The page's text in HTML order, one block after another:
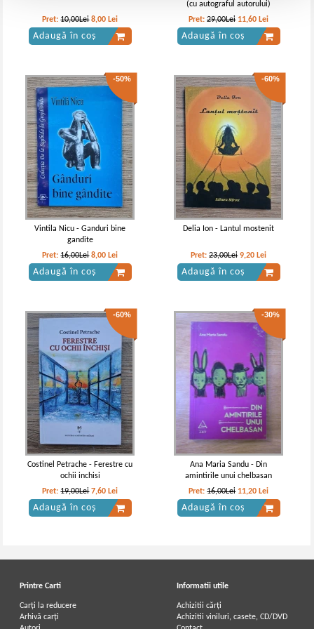
Pret:10,00Lei 8,00 Lei
Adaugă în coș
(cu autograful autorului)
Pret:29,00Lei 11,60 Lei
Adaugă în coș
-50%
Vintila Nicu - Ganduri bine
gandite
Pret:16,00Lei 8,00 Lei
Adaugă în coș
-60%
Delia Ion - Lantul mostenit
Pret:23,00Lei 9,20 Lei
Adaugă în coș
-60%
Costinel Petrache - Ferestre cu
ochii inchisi
Pret:19,00Lei 7,60 Lei
Adaugă în coș
-30%
Ana Maria Sandu - Din
amintirile unui chelbasan
Pret:16,00Lei 11,20 Lei
Adaugă în coș
Printre Carti
Carți la reducere
Arhivă carți
Informatii utile
Achizitii cărți
Achizitii viniluri, casete, CD/DVD